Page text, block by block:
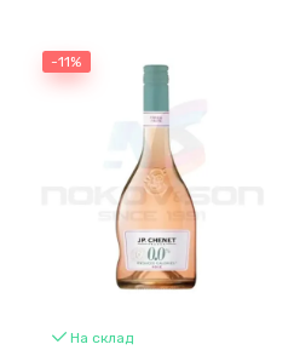
-11%
На склад